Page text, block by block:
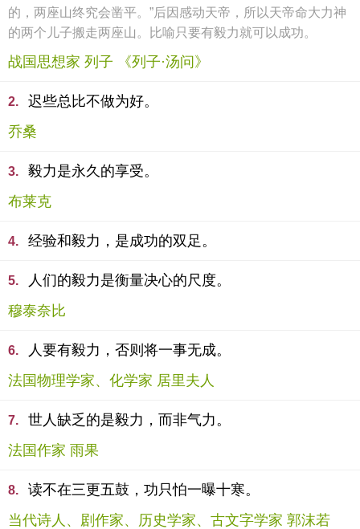
的，两座山终究会凿平。”后因感动天帝，所以天帝命大力神
的两个儿子搬走两座山。比喻只要有毅力就可以成功。
战国思想家 列子 《列子·汤问》
2.
迟些总比不做为好。
乔桑
3.
毅力是永久的享受。
布莱克
4. 经验和毅力，是成功的双足。
5.
人们的毅力是衡量决心的尺度。
穆泰奈比
6.
人要有毅力，否则将一事无成。
法国物理学家、化学家 居里夫人
7.
世人缺乏的是毅力，而非气力。
法国作家 雨果
8.
读不在三更五鼓，功只怕一曝十寒。
当代诗人、剧作家、历史学家、古文字学家 郭沫若